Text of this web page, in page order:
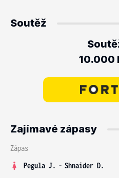
Soutěž
10.000
Zajímavé zápasy
Zápas
Pegula J. - Shnaider D.